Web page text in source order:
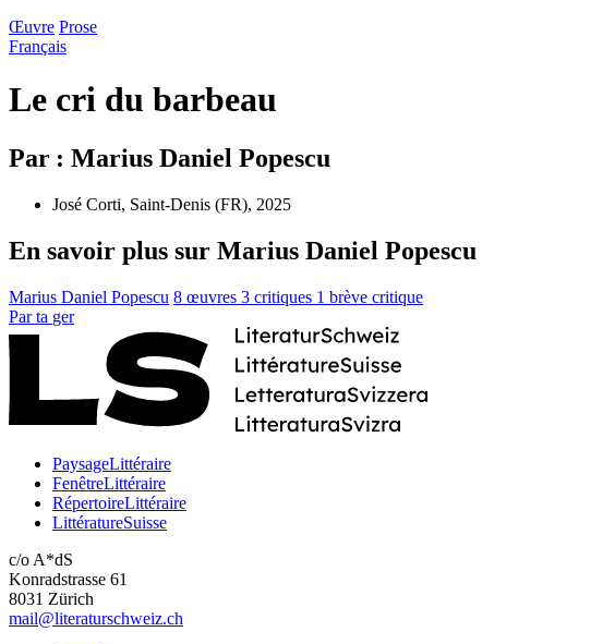
Œuvre Prose
Français
Le cri du barbeau
Par : Marius Daniel Popescu
José Corti, Saint-Denis (FR), 2025
En savoir plus sur Marius Daniel Popescu
Marius Daniel Popescu 8 œuvres 3 critiques 1 brève critique
Par ta ger
PaysageLittéraire
FenêtreLittéraire
RépertoireLittéraire
LittératureSuisse
c/o A*dS
Konradstrasse 61
8031 Zürich
mail@literaturschweiz.ch